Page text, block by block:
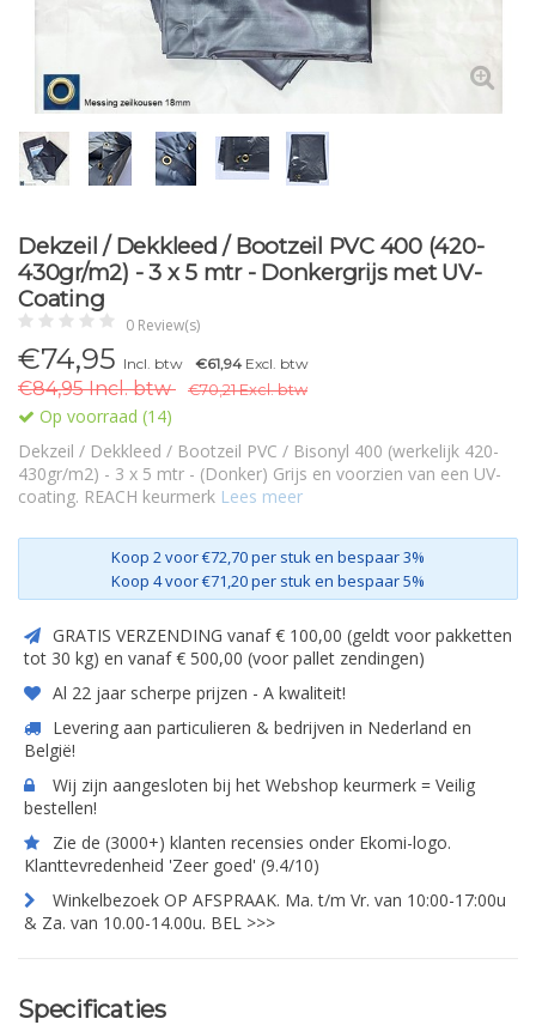
Dekzeil / Dekkleed / Bootzeil PVC 400 (420-
430gr/m2) - 3 x 5 mtr - Donkergrijs met UV-
Coating
0 Review(s)
€74,95 Incl. btw €61,94 Excl. btw
€84,95 Incl. btw €70,21 Excl. btw
Op voorraad (14)
Dekzeil / Dekkleed / Bootzeil PVC / Bisonyl 400 (werkelijk 420-
430gr/m2) - 3 x 5 mtr - (Donker) Grijs en voorzien van een UV-
coating. REACH keurmerk Lees meer
Koop 2 voor €72,70 per stuk en bespaar 3%
Koop 4 voor €71,20 per stuk en bespaar 5%
GRATIS VERZENDING vanaf € 100,00 (geldt voor pakketten
tot 30 kg) en vanaf € 500,00 (voor pallet zendingen)
Al 22 jaar scherpe prijzen - A kwaliteit!
Levering aan particulieren & bedrijven in Nederland en
België!
Wij zijn aangesloten bij het Webshop keurmerk = Veilig
bestellen!
Zie de (3000+) klanten recensies onder Ekomi-logo.
Klanttevredenheid 'Zeer goed' (9.4/10)
Winkelbezoek OP AFSPRAAK. Ma. t/m Vr. van 10:00-17:00u
& Za. van 10.00-14.00u. BEL >>>
Specificaties